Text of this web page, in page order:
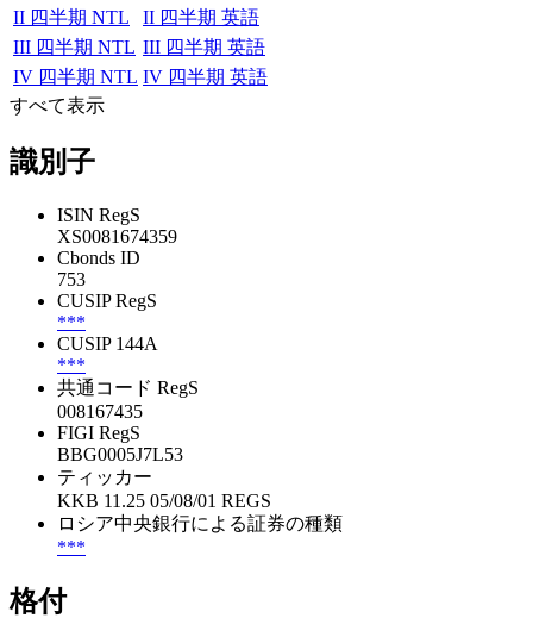
II 四半期 NTL
II 四半期 英語
III 四半期 NTL III 四半期 英語
IV 四半期 NTL IV 四半期 英語
すべて表示
識別子
ISIN RegS
XS0081674359
Cbonds ID
753
CUSIP RegS
***
CUSIP 144A
***
共通コード RegS
008167435
FIGI RegS
BBG0005J7L53
ティッカー
KKB 11.25 05/08/01 REGS
ロシア中央銀行による証券の種類
***
格付